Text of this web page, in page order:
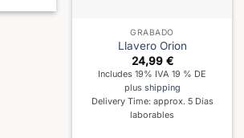
GRABADO
Llavero Orion
24,99 €
Includes 19% IVA 19 % DE
plus shipping
Delivery Time: approx. 5 Días
laborables